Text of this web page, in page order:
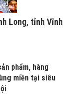
Long, tỉnh Vĩnh
phẩm, hàng
miền tại siêu